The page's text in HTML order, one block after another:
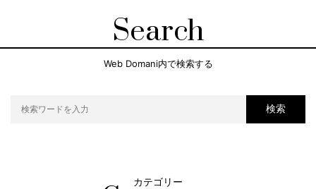
Search
Web Domani内で検索する
検索
カテゴリー